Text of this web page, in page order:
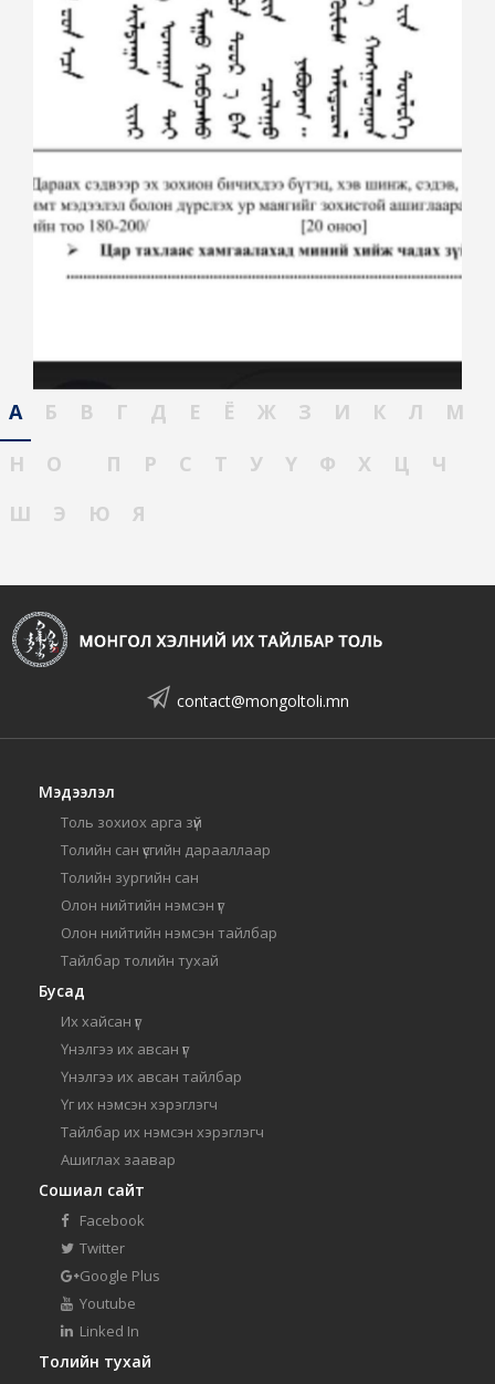
А Б В Г Д Е Ё Ж З И К Л
М
Н
О П Р С Т У Ү Ф Х Ц
Ч
Ш
Э Ю Я
contact@mongoltoli.mn
Мэдээлэл
Толь зохиох арга зүй
Толийн сан үсгийн дарааллаар
Толийн зургийн сан
Олон нийтийн нэмсэн үг
Олон нийтийн нэмсэн тайлбар
Тайлбар толийн тухай
Бусад
Их хайсан үг
Үнэлгээ их авсан үг
Үнэлгээ их авсан тайлбар
Үг их нэмсэн хэрэглэгч
Тайлбар их нэмсэн хэрэглэгч
Ашиглах заавар
Сошиал сайт
Facebook
Twitter
Google Plus
Youtube
Linked In
Толийн тухай